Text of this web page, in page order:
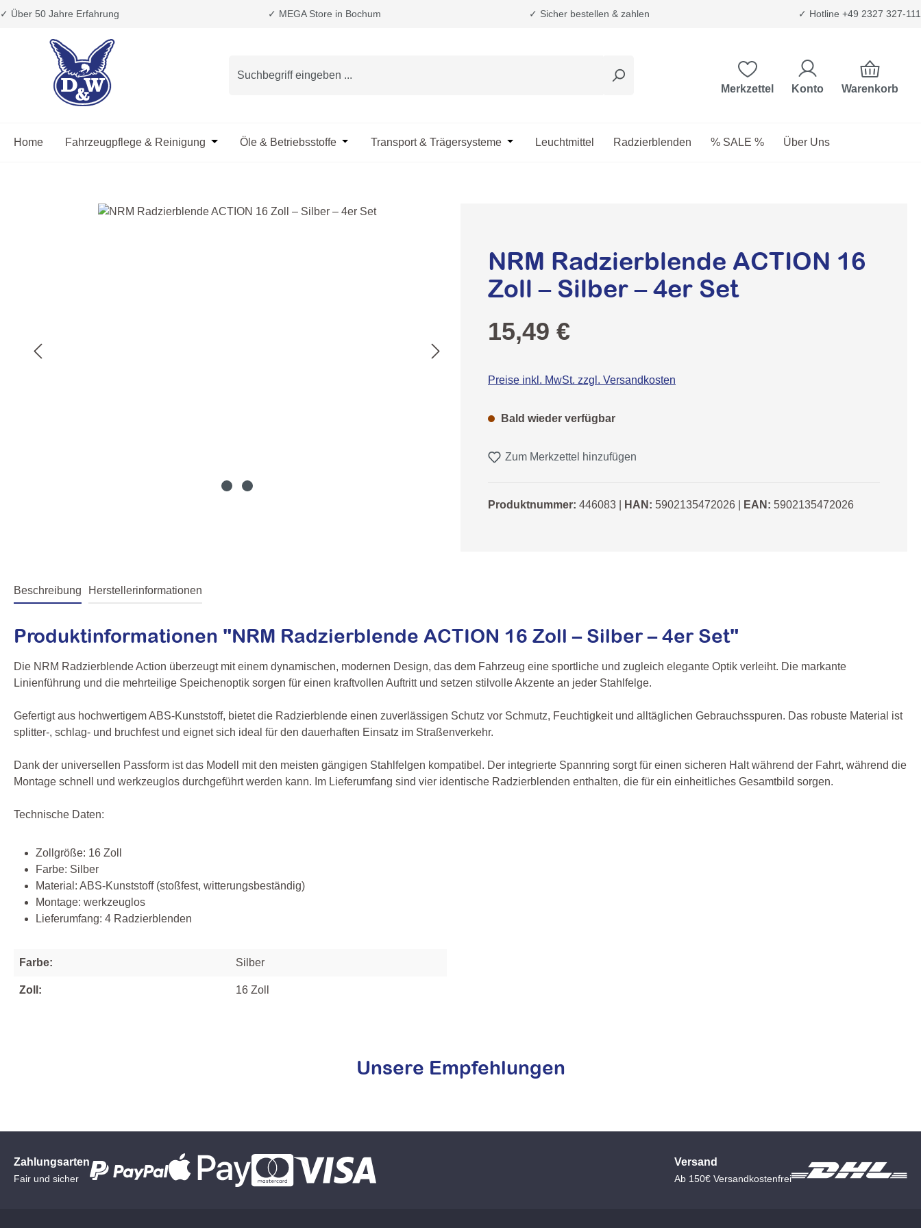
Hauptinhalt springen
Zur Suche springen
Zur Hauptnavigation springen
✓ Über 50 Jahre Erfahrung ✓ MEGA Store in Bochum ✓ Sicher bestellen & zahlen ✓ Hotline +49 2327 327-111
Merkzettel Konto Warenkorb
Home Fahrzeugpflege & Reinigung Öffne oder Schließe das Dropdown der Kategorie Fahrzeugpflege & Reinigung
Öle & Betriebsstoffe Öffne oder Schließe das Dropdown der Kategorie Öle & Betriebsstoffe
Transport & Trägersysteme Öffne oder Schließe das Dropdown der Kategorie Transport & Trägersysteme
Leuchtmittel Radzierblenden % SALE % Über Uns
Bildergalerie überspringen
NRM Radzierblende ACTION 16
Zoll – Silber – 4er Set
Regulärer Preis:
15,49 €
Preise inkl. MwSt. zzgl. Versandkosten
Bald wieder verfügbar
Zum Merkzettel hinzufügen
Produktnummer: 446083 HAN: 5902135472026 EAN: 5902135472026
Beschreibung Herstellerinformationen
Produktinformationen "NRM Radzierblende ACTION 16 Zoll – Silber – 4er Set"
Die NRM Radzierblende Action überzeugt mit einem dynamischen, modernen Design, das dem Fahrzeug eine sportliche und zugleich elegante Optik verleiht. Die markante
Linienführung und die mehrteilige Speichenoptik sorgen für einen kraftvollen Auftritt und setzen stilvolle Akzente an jeder Stahlfelge.
Gefertigt aus hochwertigem ABS-Kunststoff, bietet die Radzierblende einen zuverlässigen Schutz vor Schmutz, Feuchtigkeit und alltäglichen Gebrauchsspuren. Das robuste Material ist
splitter-, schlag- und bruchfest und eignet sich ideal für den dauerhaften Einsatz im Straßenverkehr.
Dank der universellen Passform ist das Modell mit den meisten gängigen Stahlfelgen kompatibel. Der integrierte Spannring sorgt für einen sicheren Halt während der Fahrt, während die
Montage schnell und werkzeuglos durchgeführt werden kann. Im Lieferumfang sind vier identische Radzierblenden enthalten, die für ein einheitliches Gesamtbild sorgen.
Technische Daten:
Zollgröße: 16 Zoll
Farbe: Silber
Material: ABS‑Kunststoff (stoßfest, witterungsbeständig)
Montage: werkzeuglos
Lieferumfang: 4 Radzierblenden
Farbe: Silber
Zoll: 16 Zoll
Unsere Empfehlungen
Zahlungsarten
Fair und sicher
Versand
Ab 150€ Versandkostenfrei